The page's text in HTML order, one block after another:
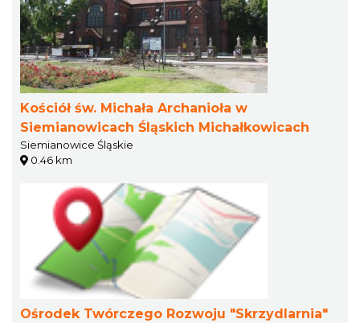
Kościół św. Michała Archanioła w
Siemianowicach Śląskich Michałkowicach
Siemianowice Śląskie
0.46 km
Ośrodek Twórczego Rozwoju "Skrzydlarnia"